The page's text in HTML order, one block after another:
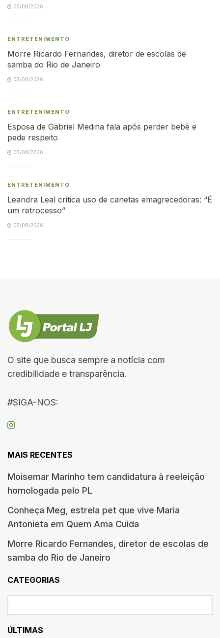
05/08/2026
ENTRETENIMENTO
Morre Ricardo Fernandes, diretor de escolas de
samba do Rio de Janeiro
05/08/2026
ENTRETENIMENTO
Esposa de Gabriel Medina fala após perder bebê e
pede respeito
05/08/2026
ENTRETENIMENTO
Leandra Leal critica uso de canetas emagrecedoras: “É
um retrocesso”
05/08/2026
O site que busca sempre a notícia com
credibilidade e transparência.
#SIGA-NOS:
MAIS RECENTES
Moisemar Marinho tem candidatura à reeleição
homologada pelo PL
Conheça Meg, estrela pet que vive Maria
Antonieta em Quem Ama Cuida
Morre Ricardo Fernandes, diretor de escolas de
samba do Rio de Janeiro
CATEGORIAS
ÚLTIMAS